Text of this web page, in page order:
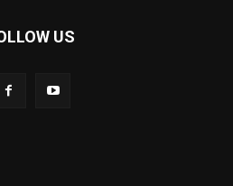
US